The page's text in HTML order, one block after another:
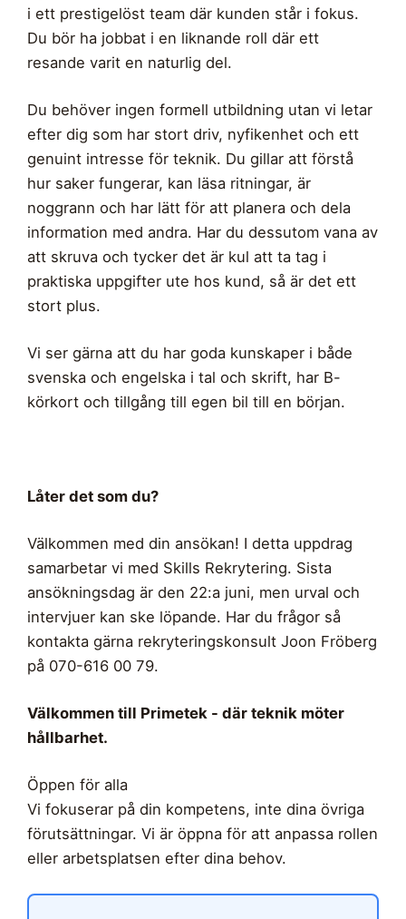
i ett prestigelöst team där kunden står i fokus.
Du bör ha jobbat i en liknande roll där ett
resande varit en naturlig del.
Du behöver ingen formell utbildning utan vi letar
efter dig som har stort driv, nyfikenhet och ett
genuint intresse för teknik. Du gillar att förstå
hur saker fungerar, kan läsa ritningar, är
noggrann och har lätt för att planera och dela
information med andra. Har du dessutom vana av
att skruva och tycker det är kul att ta tag i
praktiska uppgifter ute hos kund, så är det ett
stort plus.
Vi ser gärna att du har goda kunskaper i både
svenska och engelska i tal och skrift, har B-
körkort och tillgång till egen bil till en början.
Låter det som du?
Välkommen med din ansökan! I detta uppdrag
samarbetar vi med Skills Rekrytering. Sista
ansökningsdag är den 22:a juni, men urval och
intervjuer kan ske löpande. Har du frågor så
kontakta gärna rekryteringskonsult Joon Fröberg
på 070-616 00 79.
Välkommen till Primetek - där teknik möter
hållbarhet.
Öppen för alla
Vi fokuserar på din kompetens, inte dina övriga
förutsättningar. Vi är öppna för att anpassa rollen
eller arbetsplatsen efter dina behov.